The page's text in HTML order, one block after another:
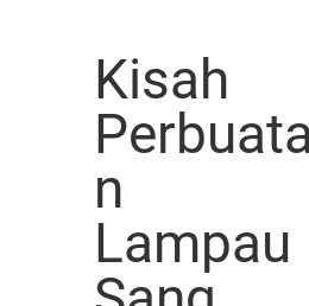
Kisah
n
Lampau